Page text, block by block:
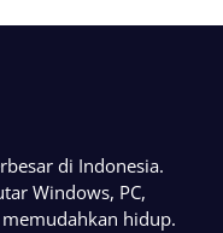
di Indonesia.
Windows, PC,
hidup.